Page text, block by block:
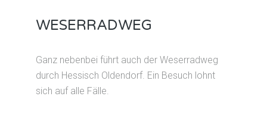
WESERRADWEG
Ganz nebenbei führt auch der Weserradweg
durch Hessisch Oldendorf. Ein Besuch lohnt
sich auf alle Fälle.